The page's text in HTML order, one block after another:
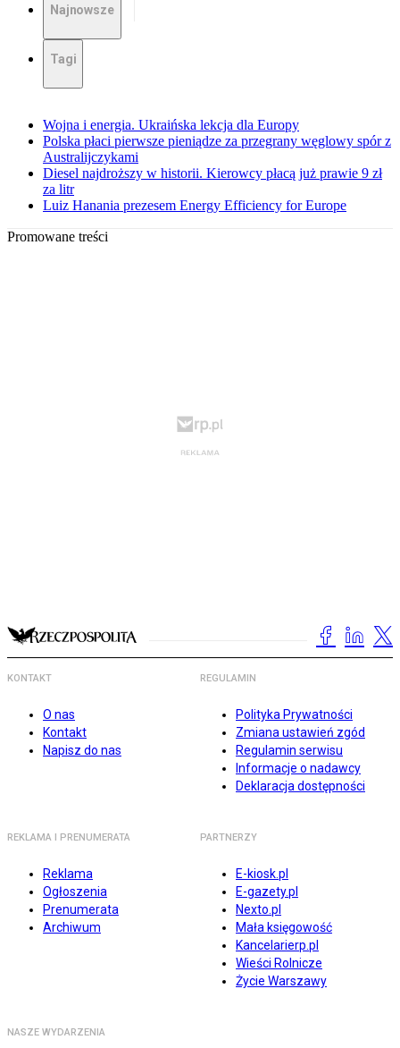
Najnowsze
Tagi
Wojna i energia. Ukraińska lekcja dla Europy
Polska płaci pierwsze pieniądze za przegrany węglowy spór z
Australijczykami
Diesel najdroższy w historii. Kierowcy płacą już prawie 9 zł
za litr
Luiz Hanania prezesem Energy Efficiency for Europe
Promowane treści
KONTAKT
O nas
Kontakt
Napisz do nas
REGULAMIN
Polityka Prywatności
Zmiana ustawień zgód
Regulamin serwisu
Informacje o nadawcy
Deklaracja dostępności
REKLAMA I PRENUMERATA
Reklama
Ogłoszenia
Prenumerata
Archiwum
PARTNERZY
E-kiosk.pl
E-gazety.pl
Nexto.pl
Mała księgowość
Kancelarierp.pl
Wieści Rolnicze
Życie Warszawy
NASZE WYDARZENIA